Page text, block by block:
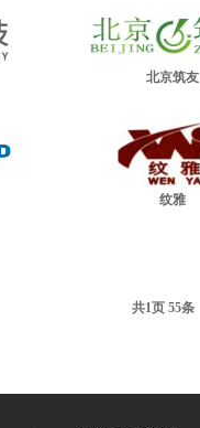
北京筑友
纹雅
共1页 55条